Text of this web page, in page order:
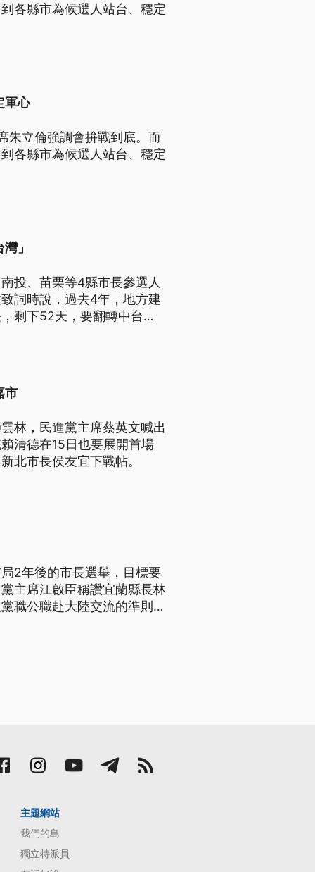
各縣市為候選人站台、穩定
軍心
朱立倫強調會拚戰到底。而
各縣市為候選人站台、穩定
」
投、苗栗等4縣市長參選人
詞時說，過去4年，地方建
剩下52天，要翻轉中台
市
林，民進黨主席蔡英文喊出
清德在15日也要展開首場
北市長侯友宜下戰帖。
2年後的市長選舉，目標要
主席江啟臣稱讚宜蘭縣長林
職公職赴大陸交流的準則規
主題網站
我們的島
獨立特派員